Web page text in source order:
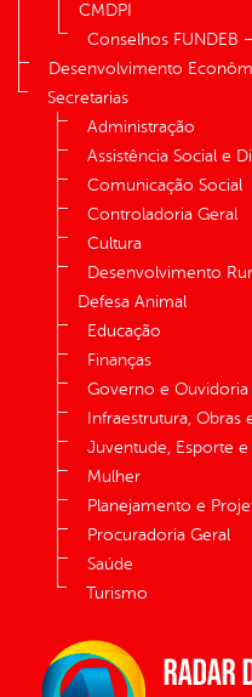
CMDPI
Conselhos FUNDEB
Desenvolvimento
Secretarias
Administração
Assistência Social e
Comunicação Social
Controladoria Geral
Cultura
Desenvolvimento
Defesa Animal
Educação
Finanças
Governo e Ouvidoria
Infraestrutura, Obras
Juventude, Esporte e
Mulher
Planejamento e
Procuradoria Geral
Saúde
Turismo